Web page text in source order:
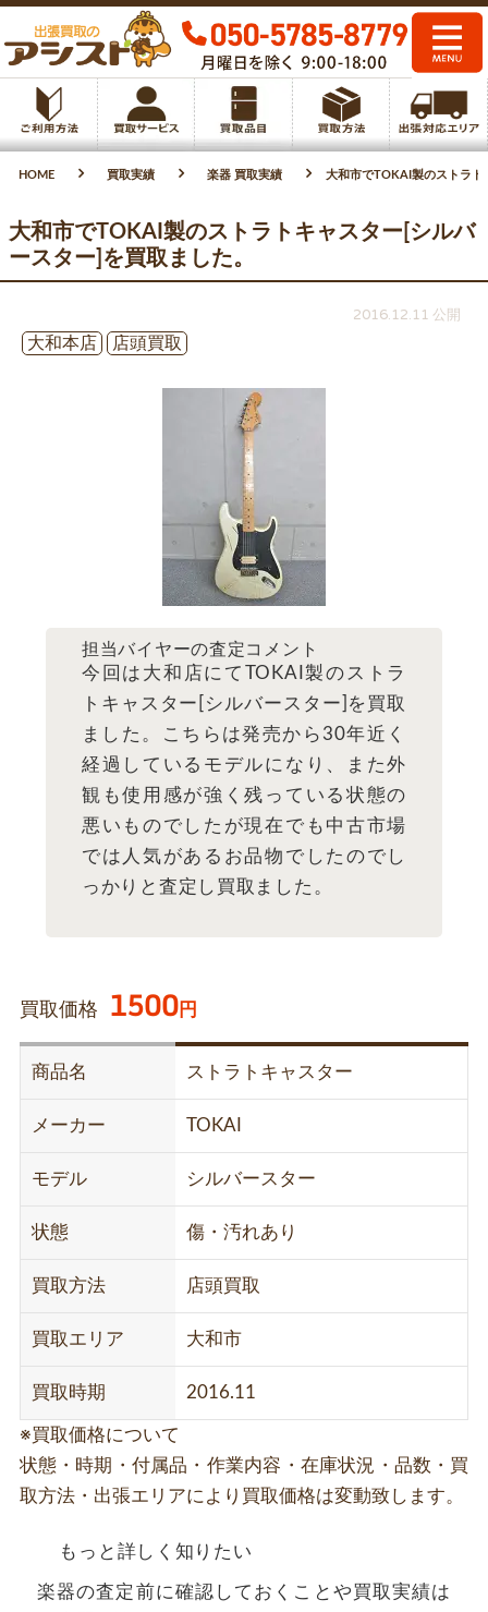
HOME 買取実績 楽器 買取実績 大和市でTOKAI製のストラト
大和市でTOKAI製のストラトキャスター[シルバ
ースター]を買取ました。
2016.12.11 公開
大和本店
店頭買取
担当バイヤーの査定コメント
今回は大和店にてTOKAI製のストラ
トキャスター[シルバースター]を買取
ました。こちらは発売から30年近く
経過しているモデルになり、また外
観も使用感が強く残っている状態の
悪いものでしたが現在でも中古市場
では人気があるお品物でしたのでし
っかりと査定し買取ました。
買取価格 1500円
商品名 ストラトキャスター
メーカー TOKAI
モデル シルバースター
状態 傷・汚れあり
買取方法 店頭買取
買取エリア 大和市
買取時期 2016.11
※買取価格について
状態・時期・付属品・作業内容・在庫状況・品数・買
取方法・出張エリアにより買取価格は変動致します。
もっと詳しく知りたい
楽器の査定前に確認しておくことや買取実績は